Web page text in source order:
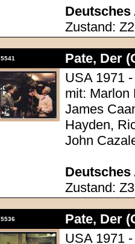
Deutsches
Zustand: Z2
5541
Pate, Der
USA 1971
mit: Marlon
James
Hayden,
John
Deutsches
Zustand: Z3
5536
Pate, Der
USA 1971